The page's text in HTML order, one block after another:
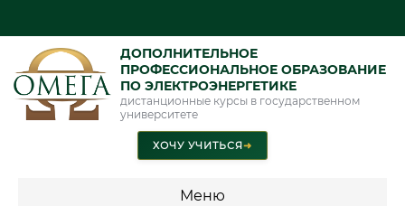
ДОПОЛНИТЕЛЬНОЕ
ПРОФЕССИОНАЛЬНОЕ ОБРАЗОВАНИЕ
ПО ЭЛЕКТРОЭНЕРГЕТИКЕ
дистанционные курсы в государственном
университете
ХОЧУ УЧИТЬСЯ➜
Меню